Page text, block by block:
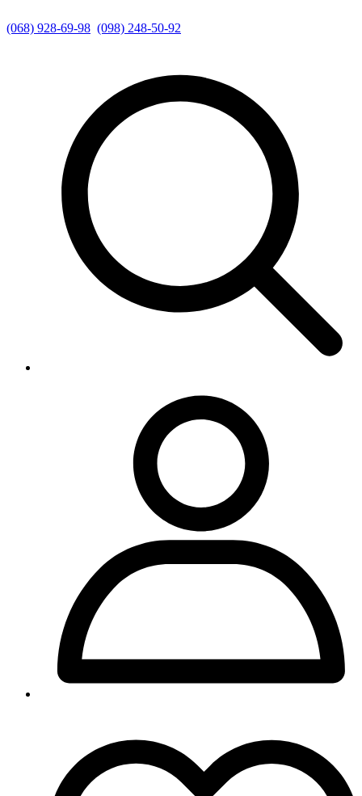
(068) 928-69-98 (098) 248-50-92